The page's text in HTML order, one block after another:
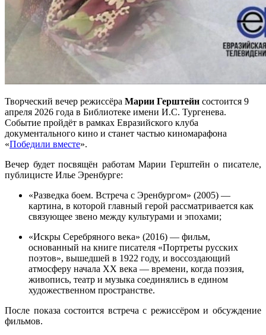
Творческий вечер режиссёра Марии Герштейн состоится 9
апреля 2026 года в Библиотеке имени И.С. Тургенева.
Событие пройдёт в рамках Евразийского клуба
документального кино и станет частью киномарафона
«Победили вместе».
Вечер будет посвящён работам Марии Герштейн о писателе,
публицисте Илье Эренбурге:
«Разведка боем. Встреча с Эренбургом» (2005) —
картина, в которой главный герой рассматривается как
связующее звено между культурами и эпохами;
«Искры Серебряного века» (2016) — фильм,
основанный на книге писателя «Портреты русских
поэтов», вышедшей в 1922 году, и воссоздающий
атмосферу начала ХХ века — времени, когда поэзия,
живопись, театр и музыка соединялись в едином
художественном пространстве.
После показа состоится встреча с режиссёром и обсуждение
фильмов.